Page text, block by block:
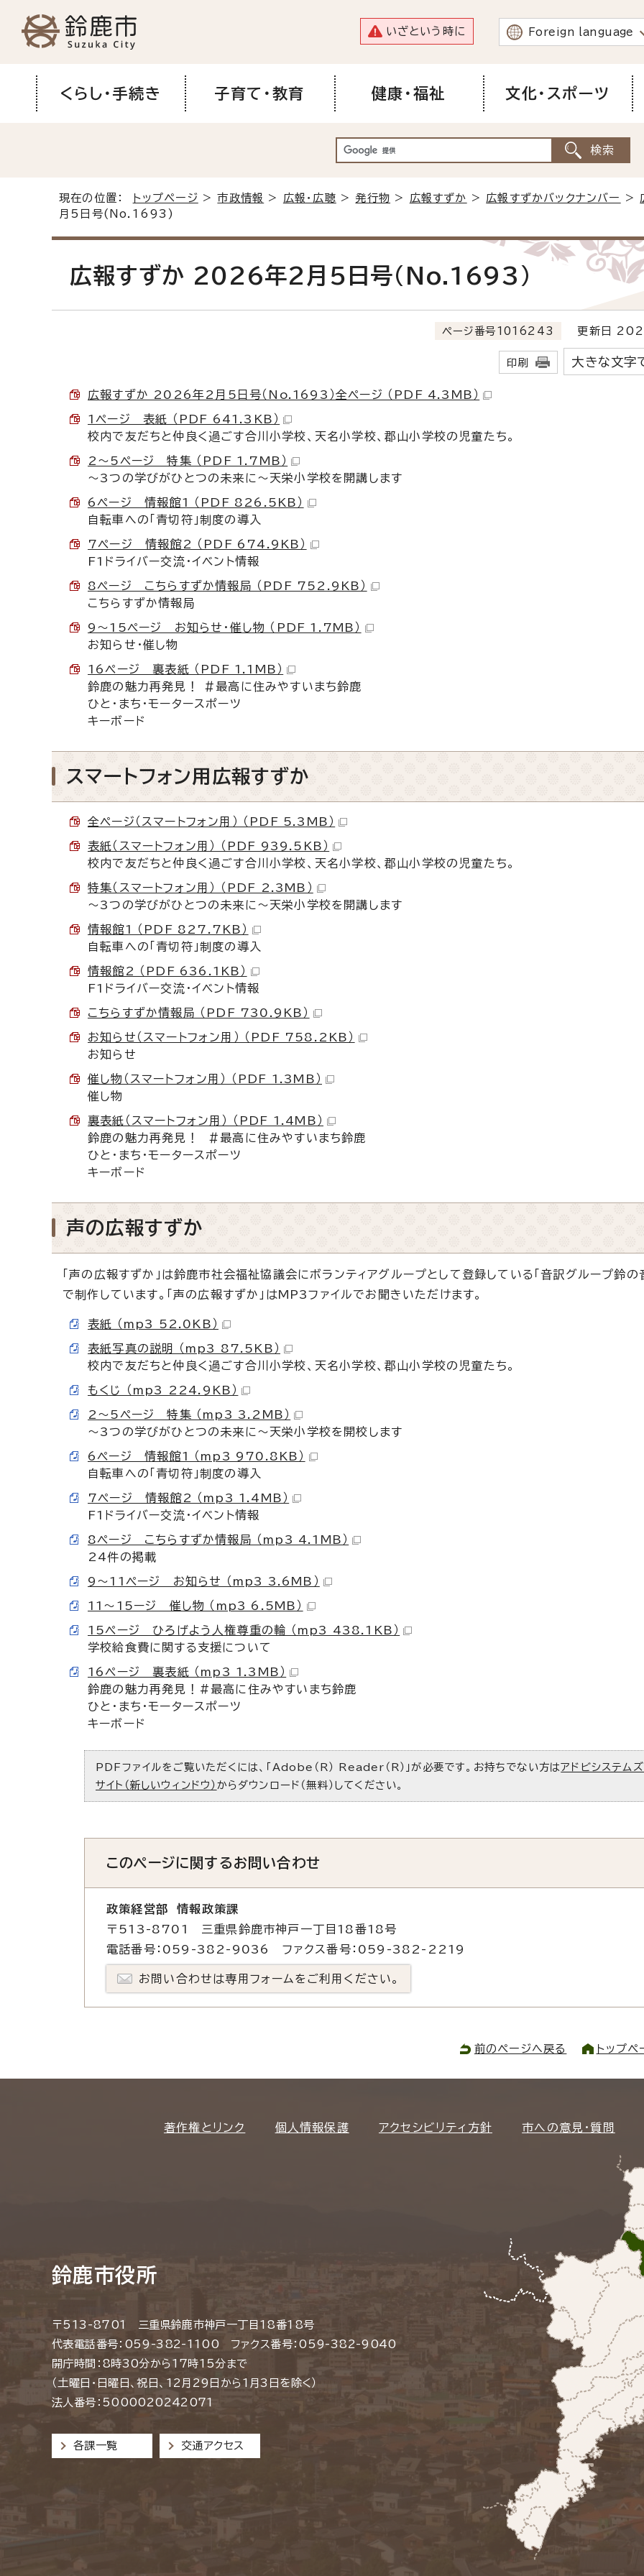
いざという時に Foreign language
くらし・手続き 子育て・教育 健康・福祉 文化・スポーツ
現在の位置： トップページ >市政情報 > 広報・広聴 > 発行物 > 広報すずか > 広報すずかバックナンバー >
月5日号(No.1693)
広報すずか 2026年2月5日号(No.1693)
ページ番号1016243 更新日
印刷 大きな文字
広報すずか 2026年2月5日号（No.1693）全ページ （PDF 4.3MB）
1ページ 表紙 （PDF 641.3KB）
校内で友だちと仲良く過ごす合川小学校、天名小学校、郡山小学校の児童たち。
2～5ページ 特集 （PDF 1.7MB）
～3つの学びがひとつの未来に～天栄小学校を開講します
6ページ 情報館1 （PDF 826.5KB）
自転車への「青切符」制度の導入
7ページ 情報館2 （PDF 674.9KB）
F1ドライバー交流・イベント情報
8ページ こちらすずか情報局 （PDF 752.9KB）
こちらすずか情報局
9～15ページ お知らせ・催し物 （PDF 1.7MB）
お知らせ・催し物
16ページ 裏表紙 （PDF 1.1MB）
鈴鹿の魅力再発見！ ＃最高に住みやすいまち鈴鹿
ひと・まち・モータースポーツ
キーボード
スマートフォン用広報すずか
全ページ（スマートフォン用） （PDF 5.3MB）
表紙（スマートフォン用） （PDF 939.5KB）
校内で友だちと仲良く過ごす合川小学校、天名小学校、郡山小学校の児童たち。
特集（スマートフォン用） （PDF 2.3MB）
～3つの学びがひとつの未来に～天栄小学校を開講します
情報館1 （PDF 827.7KB）
自転車への「青切符」制度の導入
情報館2 （PDF 636.1KB）
F1ドライバー交流・イベント情報
こちらすずか情報局 （PDF 730.9KB）
お知らせ（スマートフォン用） （PDF 758.2KB）
お知らせ
催し物（スマートフォン用） （PDF 1.3MB）
催し物
裏表紙（スマートフォン用） （PDF 1.4MB）
鈴鹿の魅力再発見！ ＃最高に住みやすいまち鈴鹿
ひと・まち・モータースポーツ
キーボード
声の広報すずか
「声の広報すずか」は鈴鹿市社会福祉協議会にボランティアグループとして登録している「音訳グループ鈴の
で制作しています。「声の広報すずか」はMP3ファイルでお聞きいただけます。
表紙 （mp3 52.0KB）
表紙写真の説明 （mp3 87.5KB）
校内で友だちと仲良く過ごす合川小学校、天名小学校、郡山小学校の児童たち。
もくじ （mp3 224.9KB）
2～5ページ 特集 （mp3 3.2MB）
～3つの学びがひとつの未来に～天栄小学校を開校します
6ページ 情報館1 （mp3 970.8KB）
自転車への「青切符」制度の導入
7ページ 情報館2 （mp3 1.4MB）
F1ドライバー交流・イベント情報
8ページ こちらすずか情報局 （mp3 4.1MB）
24件の掲載
9～11ページ お知らせ （mp3 3.6MB）
11～15ージ 催し物 （mp3 6.5MB）
15ページ ひろげよう人権尊重の輪 （mp3 438.1KB）
学校給食費に関する支援について
16ページ 裏表紙 （mp3 1.3MB）
鈴鹿の魅力再発見！#最高に住みやすいまち鈴鹿
ひと・まち・モータースポーツ
キーボード
PDFファイルをご覧いただくには、「Adobe（R） Reader（R）」が必要です。お持ちでない方はアドビシステム
サイト（新しいウィンドウ） からダウンロード（無料）してください。
このページに関するお問い合わせ
政策経営部 情報政策課
〒513-8701 三重県鈴鹿市神戸一丁目18番18号
電話番号：059-382-9036 ファクス番号：059-382-2219
お問い合わせは専用フォームをご利用ください。
前のページへ戻る トップ
著作権とリンク 個人情報保護 アクセシビリティ方針 市への意見・質問
鈴鹿市役所
〒513-8701 三重県鈴鹿市神戸一丁目18番18号
代表電話番号：059-382-1100 ファクス番号：059-382-9040
開庁時間：8時30分から17時15分まで
（土曜日・日曜日、祝日、12月29日から1月3日を除く）
法人番号：5000020242071
各課一覧 交通アクセス